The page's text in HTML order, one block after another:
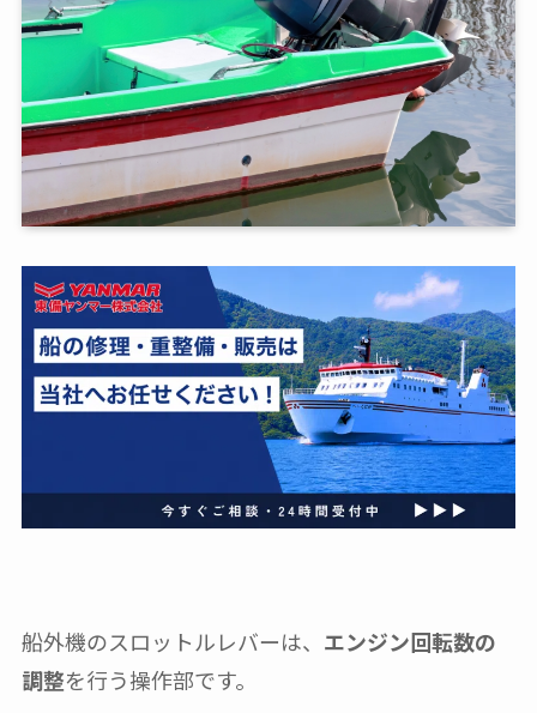
船外機のスロットルレバーは、 エンジン回転数の
調整を行う操作部です。